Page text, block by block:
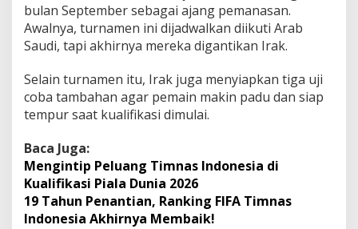
bulan September sebagai ajang pemanasan.
Awalnya, turnamen ini dijadwalkan diikuti Arab
Saudi, tapi akhirnya mereka digantikan Irak.
Selain turnamen itu, Irak juga menyiapkan tiga uji
coba tambahan agar pemain makin padu dan siap
tempur saat kualifikasi dimulai.
Baca Juga:
Mengintip Peluang Timnas Indonesia di
Kualifikasi Piala Dunia 2026
19 Tahun Penantian, Ranking FIFA Timnas
Indonesia Akhirnya Membaik!